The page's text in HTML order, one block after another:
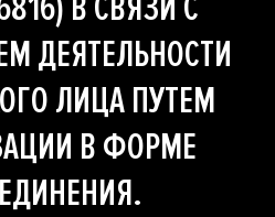
ДЕЯТЕЛЬНОСТИ
ЛИЦА ПУТЕМ
В ФОРМЕ